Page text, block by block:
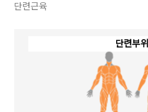
단련근육
단련부위